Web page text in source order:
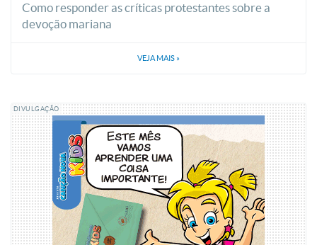
Como responder as críticas protestantes sobre a
devoção mariana
VEJA MAIS »
DIVULGAÇÃO